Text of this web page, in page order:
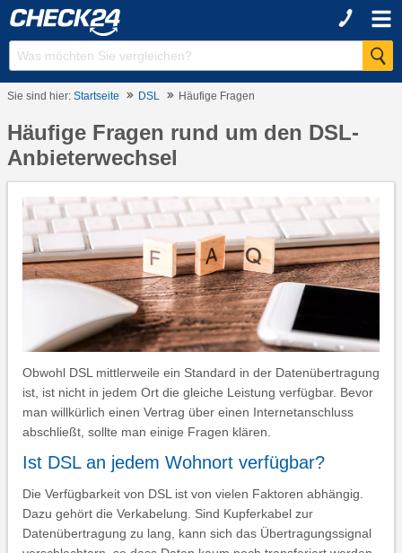
Sie sind hier: Startseite DSL Häufige Fragen
Häufige Fragen rund um den DSL-
Anbieterwechsel
Obwohl DSL mittlerweile ein Standard in der Datenübertragung
ist, ist nicht in jedem Ort die gleiche Leistung verfügbar. Bevor
man willkürlich einen Vertrag über einen Internetanschluss
abschließt, sollte man einige Fragen klären.
Ist DSL an jedem Wohnort verfügbar?
Die Verfügbarkeit von DSL ist von vielen Faktoren abhängig.
Dazu gehört die Verkabelung. Sind Kupferkabel zur
Datenübertragung zu lang, kann sich das Übertragungssignal